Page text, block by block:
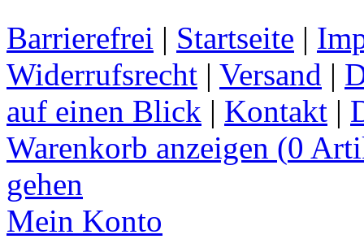
Barrierefrei | Startseite |
Widerrufsrecht | Versand |
auf einen Blick | Kontakt |
Warenkorb anzeigen (0
gehen
Mein Konto